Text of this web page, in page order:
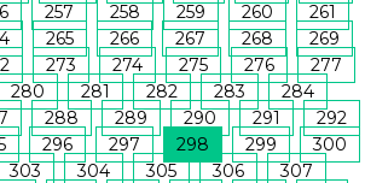
257 258 259 260
261
265 266 267 268
269
273 274 275 276
277
280 281 282 283
284
288 289 290 291
292
296 297 298 299
300
303 304 305 306
307